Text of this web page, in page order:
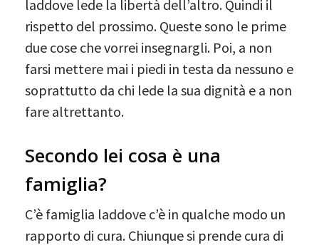
laddove lede la libertà dell’altro. Quindi il
rispetto del prossimo. Queste sono le prime
due cose che vorrei insegnargli. Poi, a non
farsi mettere mai i piedi in testa da nessuno e
soprattutto da chi lede la sua dignità e a non
fare altrettanto.
Secondo lei cosa è una
famiglia?
C’è famiglia laddove c’è in qualche modo un
rapporto di cura. Chiunque si prende cura di